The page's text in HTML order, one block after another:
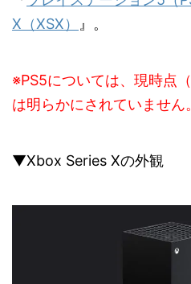
X（XSX）
』。
※PS5については、現時点
は明らかにされていません。
▼Xbox Series Xの外観